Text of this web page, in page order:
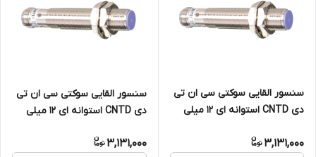
سنسور القایی سوکتی سی ان تی
دی CNTD استوانه ای 12 میلی
NO+NC مدل CJY12S-04NCT
3,131,000
سنسور القایی سوکتی سی ان تی
دی CNTD استوانه ای 12 میلی
NO+NC مدل CJY12S-04PCT
3,131,000